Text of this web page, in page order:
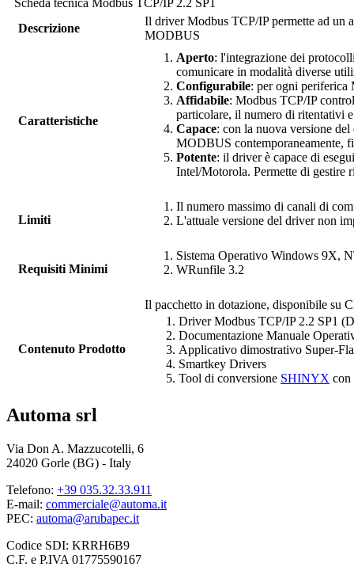
Scheda tecnica Modbus TCP/IP 2.2 SP1
Descrizione
Il driverModbus TCP/IPpermette ad un
MODBUS
Caratteristiche
Aperto: l'integrazione dei
comunicare in modalità diverse
Configurabile: per ogni periferica
Affidabile: Modbus TCP/IP
particolare, il numero di ritentativi
Capace: con la nuova versione
MODBUS contemporaneamente,
Potente: il driver è capace di
Intel/Motorola. Permette di gestire
Limiti
Il numero massimo di canali di
L'attuale versione del driver non
Requisiti Minimi
Sistema Operativo Windows 9X,
WRunfile 3.2
Contenuto Prodotto
Il pacchetto in dotazione, disponibile su
DriverModbus TCP/IP2.2 SP1
Documentazione Manuale
Applicativo dimostrativo Super-
Smartkey Drivers
Tool di conversione SHINYX con
Automa srl
Via Don A. Mazzucotelli, 6
24020 Gorle (BG) - Italy
Telefono: +39 035.32.33.911
E-mail: commerciale@automa.it
PEC: automa@arubapec.it
Codice SDI: KRRH6B9
C.F. e P.IVA 01775590167